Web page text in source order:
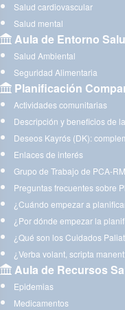
Salud cardiovascular
Salud mental
Aula de Entorno
Salud Ambiental
Seguridad Alimentaria
Planificación
Actividades comunitarias
Descripción y beneficios de
Deseos Kayrós (DK):
Enlaces de interés
Grupo de Trabajo de PCA-RM
Preguntas frecuentes sobre
¿Cuándo empezar a
¿Por dónde empezar la
¿Qué son los Cuidados
¿Verba volant, scripta
Aula de Recursos
Epidemias
Medicamentos